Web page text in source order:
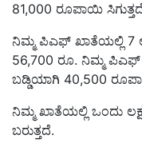
81,000 ರೂಪಾಯಿ
ನಿಮ್ಮ ಪಿಎಫ್ ಖಾತೆಯಲ್ಲಿ 7
56,700 ರೂ. ನಿಮ್ಮ ಪಿಎಫ್
ಬಡ್ಡಿಯಾಗಿ 40,500
ನಿಮ್ಮ ಖಾತೆಯಲ್ಲಿ ಒಂದು
ಬರುತ್ತದೆ.